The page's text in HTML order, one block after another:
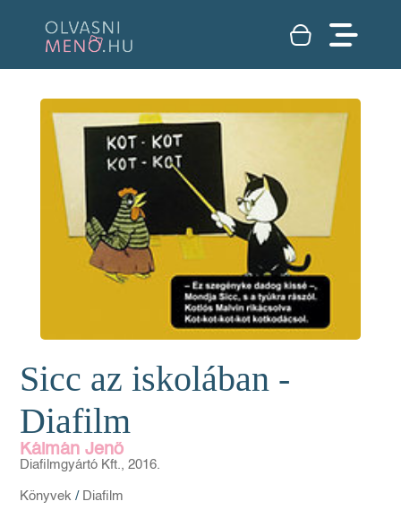
Sicc az iskolában -
Diafilm
Kálmán Jenő
Diafilmgyártó Kft., 2016.
Könyvek / Diafilm